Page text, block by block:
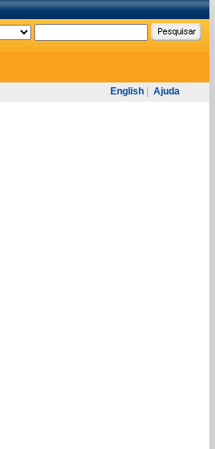
English Ajuda